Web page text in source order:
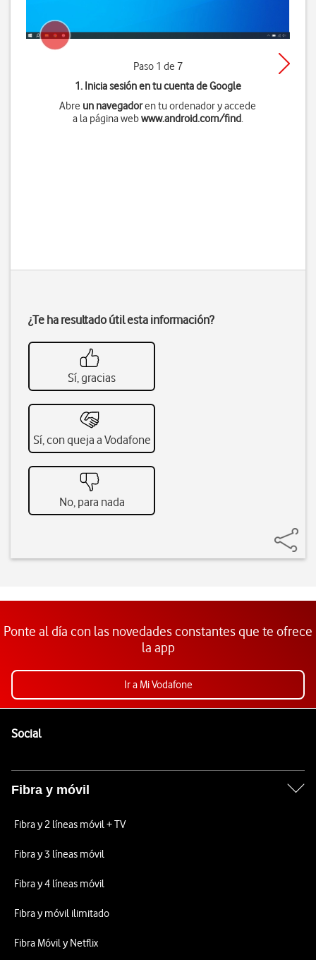
Paso 1 de 7
1. Inicia sesión en tu cuenta de Google
Abre un navegadoren tu ordenador y accede
a la página webwww.android.com/find.
¿Te ha resultado útil esta información?
Sí, gracias
Sí, con queja a Vodafone
No, para nada
Ponte al día con las novedades constantes que te ofrece
la app
Ir a Mi Vodafone
SocialEnlaces a las redes sociales de Vodafone
Fibra y móvil
Fibra y 2 líneas móvil + TV
Fibra y 3 líneas móvil
Fibra y 4 líneas móvil
Fibra y móvil ilimitado
Fibra Móvil y Netflix